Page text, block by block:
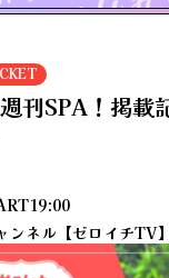
週刊SPA！掲載
ネル【ゼロイチTV】